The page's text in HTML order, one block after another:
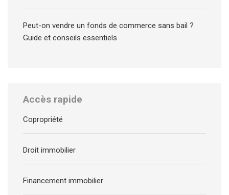
Peut-on vendre un fonds de commerce sans bail ?
Guide et conseils essentiels
Accès rapide
Copropriété
Droit immobilier
Financement immobilier